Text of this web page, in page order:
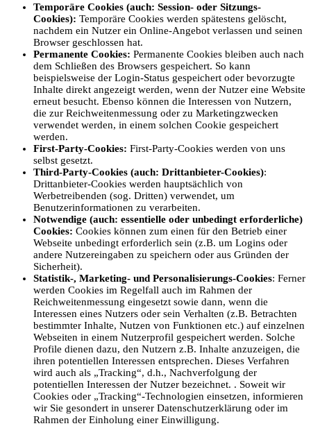
Temporäre Cookies (auch: Session- oder Sitzungs-
Cookies): Temporäre Cookies werden spätestens gelöscht,
nachdem ein Nutzer ein Online-Angebot verlassen und seinen
Browser geschlossen hat.
Permanente Cookies: Permanente Cookies bleiben auch nach
dem Schließen des Browsers gespeichert. So kann
beispielsweise der Login-Status gespeichert oder bevorzugte
Inhalte direkt angezeigt werden, wenn der Nutzer eine Website
erneut besucht. Ebenso können die Interessen von Nutzern,
die zur Reichweitenmessung oder zu Marketingzwecken
verwendet werden, in einem solchen Cookie gespeichert
werden.
First-Party-Cookies: First-Party-Cookies werden von uns
selbst gesetzt.
Third-Party-Cookies (auch: Drittanbieter-Cookies):
Drittanbieter-Cookies werden hauptsächlich von
Werbetreibenden (sog. Dritten) verwendet, um
Benutzerinformationen zu verarbeiten.
Notwendige (auch: essentielle oder unbedingt erforderliche)
Cookies: Cookies können zum einen für den Betrieb einer
Webseite unbedingt erforderlich sein (z.B. um Logins oder
andere Nutzereingaben zu speichern oder aus Gründen der
Sicherheit).
Statistik-, Marketing- und Personalisierungs-Cookies: Ferner
werden Cookies im Regelfall auch im Rahmen der
Reichweitenmessung eingesetzt sowie dann, wenn die
Interessen eines Nutzers oder sein Verhalten (z.B. Betrachten
bestimmter Inhalte, Nutzen von Funktionen etc.) auf einzelnen
Webseiten in einem Nutzerprofil gespeichert werden. Solche
Profile dienen dazu, den Nutzern z.B. Inhalte anzuzeigen, die
ihren potentiellen Interessen entsprechen. Dieses Verfahren
wird auch als „Tracking“, d.h., Nachverfolgung der
potentiellen Interessen der Nutzer bezeichnet. . Soweit wir
Cookies oder „Tracking“-Technologien einsetzen, informieren
wir Sie gesondert in unserer Datenschutzerklärung oder im
Rahmen der Einholung einer Einwilligung.